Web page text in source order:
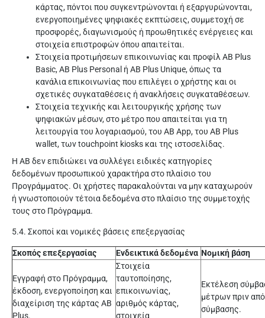
κάρτας, πόντοι που συγκεντρώνονται ή εξαργυρώνονται,
ενεργοποιημένες ψηφιακές εκπτώσεις, συμμετοχή σε
προσφορές, διαγωνισμούς ή προωθητικές ενέργειες και
στοιχεία επιστροφών όπου απαιτείται.
Στοιχεία προτιμήσεων επικοινωνίας και προφίλ AB Plus
Basic, AB Plus Personal ή AB Plus Unique, όπως τα
κανάλια επικοινωνίας που επιλέγει ο χρήστης και οι
σχετικές συγκαταθέσεις ή ανακλήσεις συγκαταθέσεων.
Στοιχεία τεχνικής και λειτουργικής χρήσης των
ψηφιακών μέσων, στο μέτρο που απαιτείται για τη
λειτουργία του λογαριασμού, του AB App, του AB Plus
wallet, των touchpoint kiosks και της ιστοσελίδας.
Η ΑΒ δεν επιδιώκει να συλλέγει ειδικές κατηγορίες
δεδομένων προσωπικού χαρακτήρα στο πλαίσιο του
Προγράμματος. Οι χρήστες παρακαλούνται να μην καταχωρούν
ή γνωστοποιούν τέτοια δεδομένα στο πλαίσιο της συμμετοχής
τους στο Πρόγραμμα.
5.4. Σκοποί και νομικές βάσεις επεξεργασίας
Σκοπός επεξεργασίας Ενδεικτικά δεδομένα Νομική βάση
Εγγραφή στο Πρόγραμμα,
έκδοση, ενεργοποίηση και
διαχείριση της κάρτας AB
Plus.
Στοιχεία
ταυτοποίησης,
επικοινωνίας,
αριθμός κάρτας,
στοιχεία
Εκτέλεση
μέτρων πριν
σύμβασης.